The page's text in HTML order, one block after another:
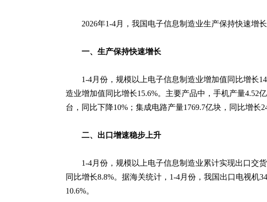
2026年1-4月，我国电子信息制造业生产保持快速增
一、生产保持快速增长
1-4月份，规模以上电子信息制造业增加值同比增长
造业增加值同比增长15.6%。主要产品中，手机产量4.52
台，同比下降10%；集成电路产量1769.7亿块，同比增长
二、出口增速稳步上升
1-4月份，规模以上电子信息制造业累计实现出口交
同比增长8.8%。据海关统计，1-4月份，我国出口电视机
10.6%。